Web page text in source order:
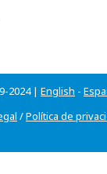
2024 | English -
/Política de